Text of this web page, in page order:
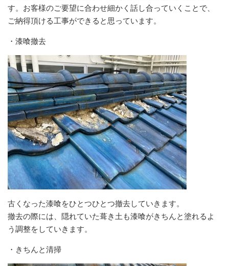
す。お客様のご要望に合わせ細かく話し合っていくことで、
ご納得頂ける工事ができると思っています。
・漆喰撤去
古くなった漆喰をひとつひとつ撤去していきます。
撤去の際には、隠れていた葺き土も漆喰がきちんと塗れるよ
う調整をしていきます。
・きちんと清掃